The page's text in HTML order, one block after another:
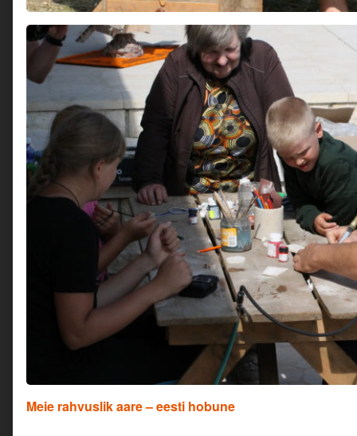
Meie rahvuslik aare – eesti hobune